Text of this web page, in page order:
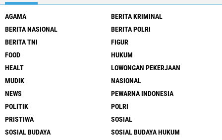
AGAMA
BERITA KRIMINAL
BERITA NASIONAL
BERITA POLRI
BERITA TNI
FIGUR
FOOD
HUKUM
HEALT
LOWONGAN PEKERJAAN
MUDIK
NASIONAL
NEWS
PEWARNA INDONESIA
POLITIK
POLRI
PRISTIWA
SOSIAL
SOSIAL BUDAYA
SOSIAL BUDAYA HUKUM